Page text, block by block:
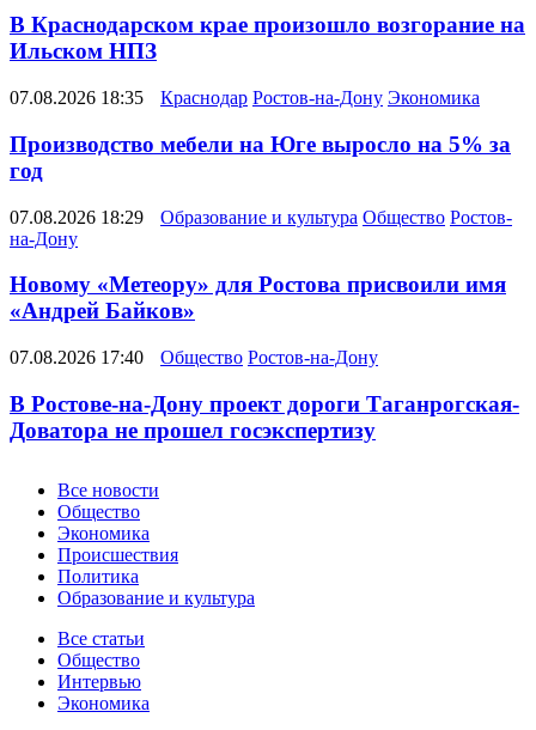
В Краснодарском крае произошло возгорание на
Ильском НПЗ
07.08.2026 18:35 Краснодар Ростов-на-Дону Экономика
Производство мебели на Юге выросло на 5% за
год
07.08.2026 18:29 Образование и культура Общество Ростов-
на-Дону
Новому «Метеору» для Ростова присвоили имя
«Андрей Байков»
07.08.2026 17:40 Общество Ростов-на-Дону
В Ростове-на-Дону проект дороги Таганрогская-
Доватора не прошел госэкспертизу
Новости
Все новости
Общество
Экономика
Происшествия
Политика
Образование и культура
Статьи
Все статьи
Общество
Интервью
Экономика